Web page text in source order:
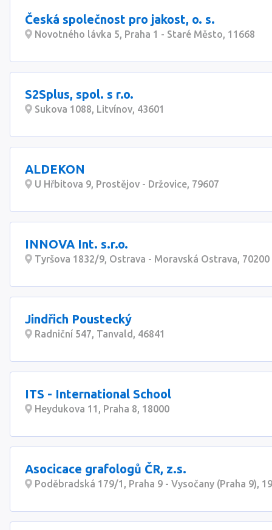
Česká společnost pro jakost, o. s.
Novotného lávka 5, Praha 1 - Staré Město, 11668
S2Splus, spol. s r.o.
Sukova 1088, Litvínov, 43601
ALDEKON
U Hřbitova 9, Prostějov - Držovice, 79607
INNOVA Int. s.r.o.
Tyršova 1832/9, Ostrava - Moravská Ostrava, 70200
Jindřich Poustecký
Radniční 547, Tanvald, 46841
ITS - International School
Heydukova 11, Praha 8, 18000
Asocicace grafologů ČR, z.s.
Poděbradská 179/1, Praha 9 - Vysočany (Praha 9),